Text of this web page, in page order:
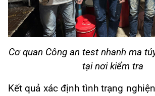
Cơ quan Công an test nhanh ma
tại nơi kiểm tra
Kết quả xác định tình trạng